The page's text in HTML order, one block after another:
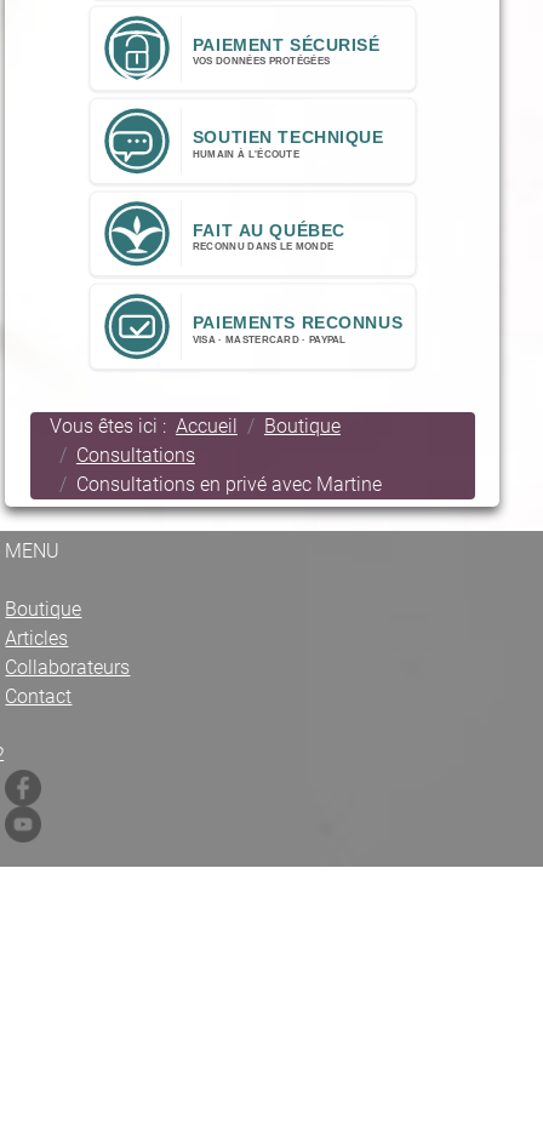
Vous êtes ici : Accueil
Boutique
Consultations
Consultations en privé avec Martine
MENU
Boutique
Articles
Collaborateurs
Contact